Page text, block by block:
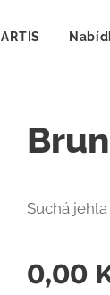
ARTIS
Suchá jehla
0,00